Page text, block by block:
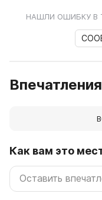
НАШЛИ ОШИБКУ В
Впечатления
Как вам это